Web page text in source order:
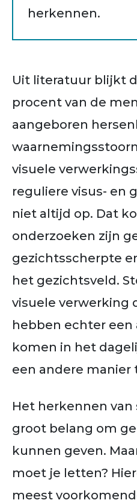
herkennen.
Uit literatuur blijkt
procent van de
aangeboren
visuele
reguliere visus- en
niet altijd op. Dat
onderzoeken zijn
gezichtsscherpte
het gezichtsveld.
visuele verwerking
hebben echter een
komen in het
een andere manier
Het herkennen van
groot belang om
kunnen geven.
moet je letten?
meest